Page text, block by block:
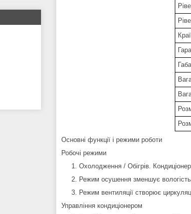
Основні функції і режими роботи
Робочі режими
Охолодження / Обігрів.
Режим осушення зменшує вологість
Режим вентиляції створює
Управління кондиціонером